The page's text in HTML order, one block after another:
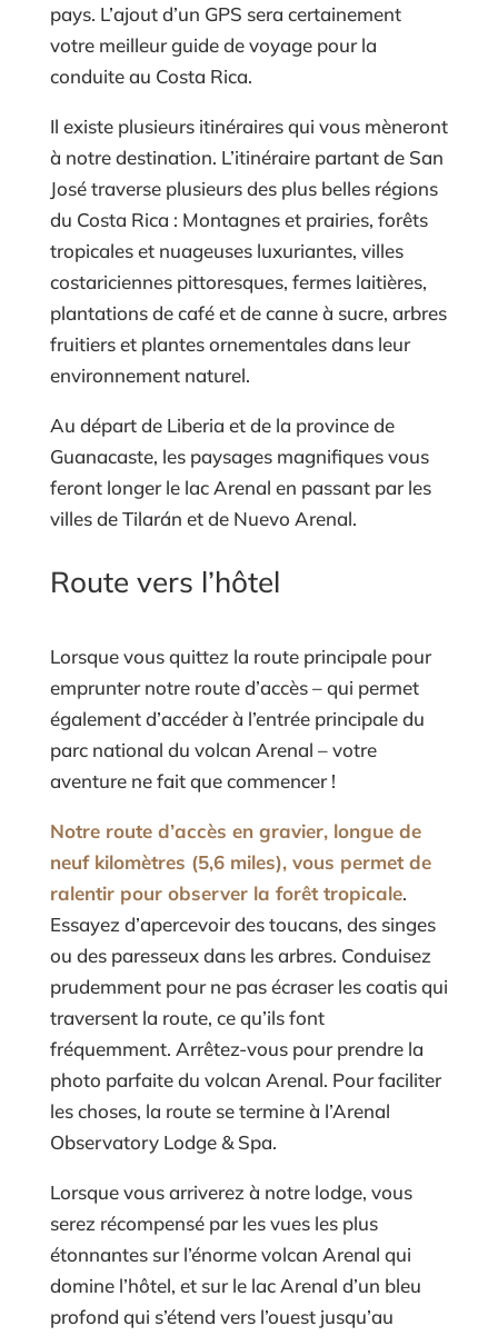
pays. L’ajout d’un GPS sera certainement
votre meilleur guide de voyage pour la
conduite au Costa Rica.
Il existe plusieurs itinéraires qui vous mèneront
à notre destination. L’itinéraire partant de San
José traverse plusieurs des plus belles régions
du Costa Rica : Montagnes et prairies, forêts
tropicales et nuageuses luxuriantes, villes
costariciennes pittoresques, fermes laitières,
plantations de café et de canne à sucre, arbres
fruitiers et plantes ornementales dans leur
environnement naturel.
Au départ de Liberia et de la province de
Guanacaste, les paysages magnifiques vous
feront longer le lac Arenal en passant par les
villes de Tilarán et de Nuevo Arenal.
Route vers l’hôtel
Lorsque vous quittez la route principale pour
emprunter notre route d’accès – qui permet
également d’accéder à l’entrée principale du
parc national du volcan Arenal – votre
aventure ne fait que commencer !
Notre route d’accès en gravier, longue de
neuf kilomètres (5,6 miles), vous permet de
ralentir pour observer la forêt tropicale.
Essayez d’apercevoir des toucans, des singes
ou des paresseux dans les arbres. Conduisez
prudemment pour ne pas écraser les coatis qui
traversent la route, ce qu’ils font
fréquemment. Arrêtez-vous pour prendre la
photo parfaite du volcan Arenal. Pour faciliter
les choses, la route se termine à l’Arenal
Observatory Lodge & Spa.
Lorsque vous arriverez à notre lodge, vous
serez récompensé par les vues les plus
étonnantes sur l’énorme volcan Arenal qui
domine l’hôtel, et sur le lac Arenal d’un bleu
profond qui s’étend vers l’ouest jusqu’au